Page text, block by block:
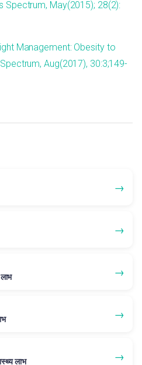
Spectrum, May(2015); 28(2):
Management: Obesity to
Aug(2017), 30:3;149-
→
→
→
→
लाभ →